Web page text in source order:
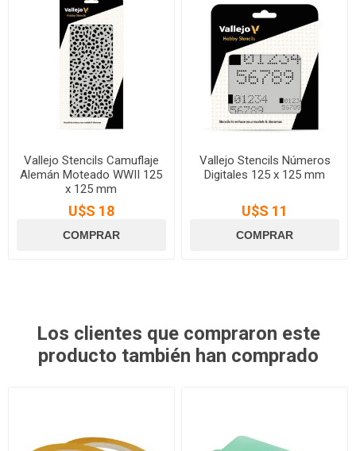
Vallejo Stencils Camuflaje
Alemán Moteado WWII 125
x 125 mm
U$S 18
Vallejo Stencils Números
Digitales 125 x 125 mm
U$S 11
Los clientes que compraron este
producto también han comprado